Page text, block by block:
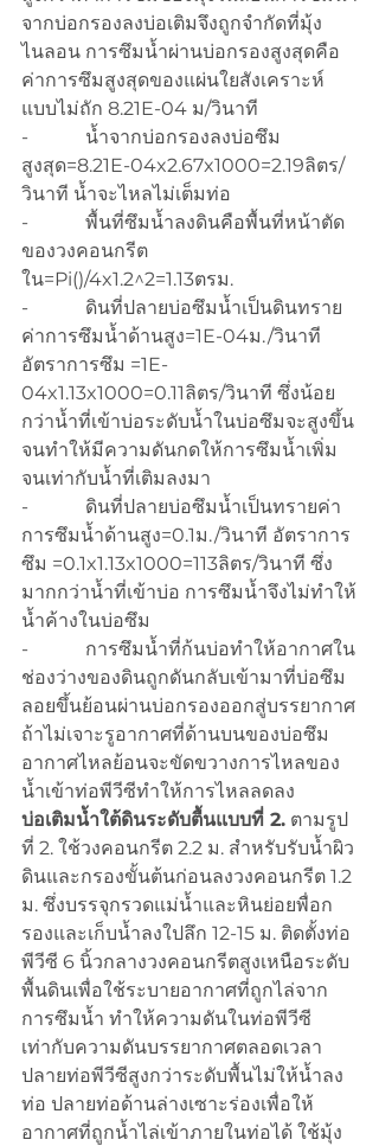
จากบ่อกรองลงบ่อเติมจึงถูกจำกัดที่มุ้ง
ไนลอน การซึมน้ำผ่านบ่อกรองสูงสุดคือ
ค่าการซึมสูงสุดของแผ่นใยสังเคราะห์
แบบไม่ถัก 8.21E-04 ม/วินาที
-            น้ำจากบ่อกรองลงบ่อซึม
สูงสุด=8.21E-04x2.67x1000=2.19ลิตร/
วินาที น้ำจะไหลไม่เต็มท่อ
-            พื้นที่ซึมน้ำลงดินคือพื้นที่หน้าตัด
ของวงคอนกรีต
ใน=Pi()/4x1.2^2=1.13ตรม.
-            ดินที่ปลายบ่อซึมน้ำเป็นดินทราย
ค่าการซึมน้ำด้านสูง=1E-04ม./วินาที
อัตราการซึม =1E-
04x1.13x1000=0.11ลิตร/วินาที ซึ่งน้อย
กว่าน้ำที่เข้าบ่อระดับน้ำในบ่อซึมจะสูงขึ้น
จนทำให้มีความดันกดให้การซึมน้ำเพิ่ม
จนเท่ากับน้ำที่เติมลงมา
-            ดินที่ปลายบ่อซึมน้ำเป็นทรายค่า
การซึมน้ำด้านสูง=0.1ม./วินาที อัตราการ
ซึม =0.1x1.13x1000=113ลิตร/วินาที ซึ่ง
มากกว่าน้ำที่เข้าบ่อ การซึมน้ำจึงไม่ทำให้
น้ำค้างในบ่อซึม
-            การซึมน้ำที่ก้นบ่อทำให้อากาศใน
ช่องว่างของดินถูกดันกลับเข้ามาที่บ่อซึม
ลอยขึ้นย้อนผ่านบ่อกรองออกสู่บรรยากาศ
ถ้าไม่เจาะรูอากาศที่ด้านบนของบ่อซึม
อากาศไหลย้อนจะขัดขวางการไหลของ
น้ำเข้าท่อพีวีซีทำให้การไหลลดลง
บ่อเติมน้ำใต้ดินระดับตื้นแบบที่ 2. ตามรูป
ที่ 2. ใช้วงคอนกรีต 2.2 ม. สำหรับรับน้ำผิว
ดินและกรองขั้นต้นก่อนลงวงคอนกรีต 1.2
ม. ซึ่งบรรจุกรวดแม่น้ำและหินย่อยพื่อก
รองและเก็บน้ำลงใปลึก 12-15 ม. ติดตั้งท่อ
พีวีซี 6 นิ้วกลางวงคอนกรีตสูงเหนือระดับ
พื้นดินเพื่อใช้ระบายอากาศที่ถูกไล่จาก
การซึมน้ำ ทำให้ความดันในท่อพีวีซี
เท่ากับความดันบรรยากาศตลอดเวลา
ปลายท่อพีวีซีสูงกว่าระดับพื้นไม่ให้น้ำลง
ท่อ ปลายท่อด้านล่างเซาะร่องเพื่อให้
อากาศที่ถูกน้ำไล่เข้าภายในท่อได้ ใช้มุ้ง